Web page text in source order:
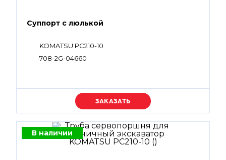
Суппорт с люлькой
KOMATSU PC210-10
708-2G-04660
Уточняйте цену
В наличии